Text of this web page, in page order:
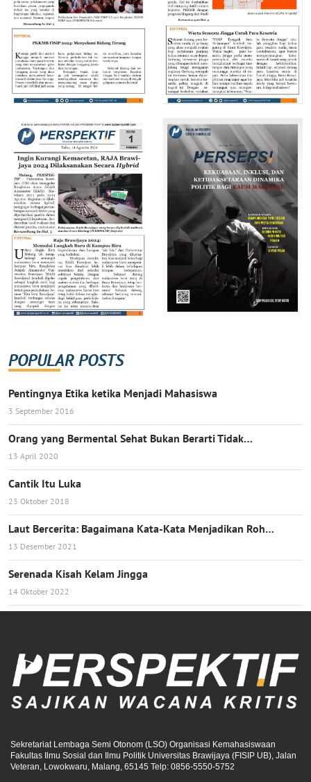
POPULAR POSTS
Pentingnya Etika ketika Menjadi Mahasiswa
3 September 2016
Orang yang Bermental Sehat Bukan Berarti Tidak…
13 April 2020
Cantik Itu Luka
23 Oktober 2018
Laut Bercerita: Bagaimana Kata-Kata Menjadikan Roh…
13 Desember 2021
Serenada Kisah Kelam Jingga
14 Oktober 2022
Sekretariat Lembaga Semi Otonom (LSO) Organisasi Kemahasiswaan
Fakultas Ilmu Sosial dan Ilmu Politik Universitas Brawijaya (FISIP UB), Jalan
Veteran, Lowokwaru, Malang, 65145 Telp: 0856-5550-5752